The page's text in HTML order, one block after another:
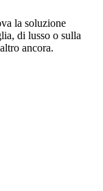
la soluzione
di lusso o sulla
ancora.